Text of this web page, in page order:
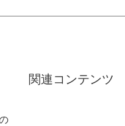
関連コンテンツ